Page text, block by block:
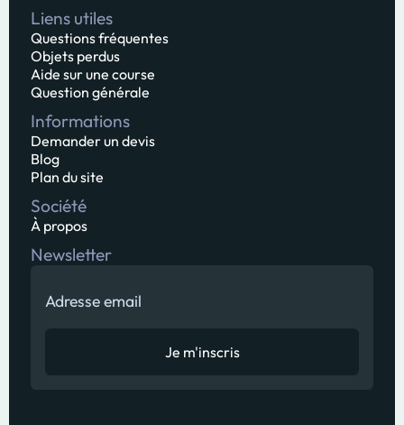
Liens utiles
Questions fréquentes
Objets perdus
Aide sur une course
Question générale
Informations
Demander un devis
Blog
Plan du site
Société
À propos
Newsletter